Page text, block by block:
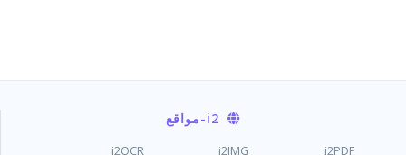
i2-مواقع
i2PDF
i2IMG
i2OCR